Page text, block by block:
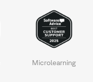
Microlearning